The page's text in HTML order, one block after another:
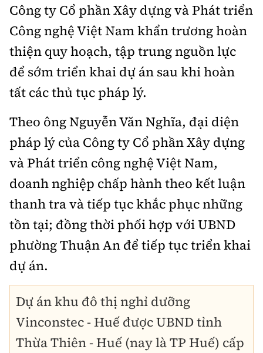
Công ty Cổ phần Xây dựng và Phát triển
Công nghệ Việt Nam khẩn trương hoàn
thiện quy hoạch, tập trung nguồn lực
để sớm triển khai dự án sau khi hoàn
tất các thủ tục pháp lý.
Theo ông Nguyễn Văn Nghĩa, đại diện
pháp lý của Công ty Cổ phần Xây dựng
và Phát triển công nghệ Việt Nam,
doanh nghiệp chấp hành theo kết luận
thanh tra và tiếp tục khắc phục những
tồn tại; đồng thời phối hợp với UBND
phường Thuận An để tiếp tục triển khai
dự án.
Dự án khu đô thị nghỉ dưỡng
Vinconstec - Huế được UBND tỉnh
Thừa Thiên - Huế (nay là TP Huế) cấp